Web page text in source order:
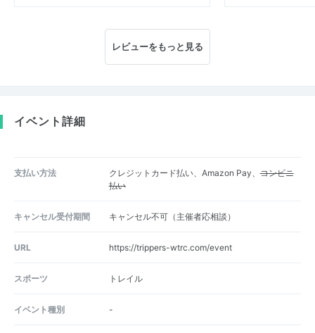
レビューをもっと見る
イベント詳細
支払い方法 クレジットカード払い、Amazon Pay、コンビニ
払い
キャンセル受付期間 キャンセル不可（主催者応相談）
URL https://trippers-wtrc.com/event
スポーツ トレイル
イベント種別 -